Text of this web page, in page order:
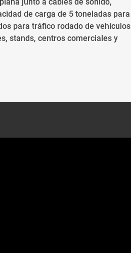
de carga de 5 toneladas para
para tráfico rodado de vehículos
stands, centros comerciales y